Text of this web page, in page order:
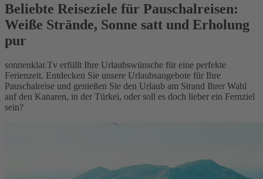
Beliebte Reiseziele für Pauschalreisen:
Weiße Strände, Sonne satt und Erholung
pur
sonnenklar.Tv erfüllt Ihre Urlaubswünsche für eine perfekte
Ferienzeit. Entdecken Sie unsere Urlaubsangebote für Ihre
Pauschalreise und genießen Sie den Urlaub am Strand Ihrer Wahl
auf den Kanaren, in der Türkei, oder soll es doch lieber ein Fernziel
sein?